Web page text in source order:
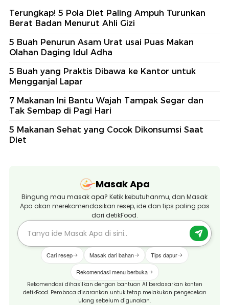
Terungkap! 5 Pola Diet Paling Ampuh Turunkan
Berat Badan Menurut Ahli Gizi
5 Buah Penurun Asam Urat usai Puas Makan
Olahan Daging Idul Adha
5 Buah yang Praktis Dibawa ke Kantor untuk
Mengganjal Lapar
7 Makanan Ini Bantu Wajah Tampak Segar dan
Tak Sembap di Pagi Hari
5 Makanan Sehat yang Cocok Dikonsumsi Saat
Diet
Masak Apa
Bingung mau masak apa? Ketik kebutuhanmu, dan Masak
Apa akan merekomendasikan resep, ide dan tips paling pas
dari detikFood.
Cari resep Masak dari bahan Tips dapur
Rekomendasi menu berbuka
Rekomendasi dihasilkan dengan bantuan AI berdasarkan konten
detikFood. Pembaca disarankan untuk tetap melakukan pengecekan
ulang sebelum digunakan.